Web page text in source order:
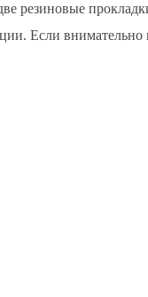
резиновые
Если